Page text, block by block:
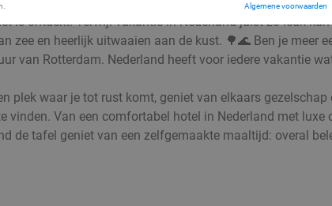
Algemene voorwaarden
is ontdekt. Terwijl vakantie in Nederland juist zo leuk
en heerlijk uitwaaien aan de kust. 🌳🌊 Ben je meer
van Rotterdam. Nederland heeft voor iedere vakantie
plek waar je tot rust komt, geniet van elkaars
vinden. Van een comfortabel hotel in Nederland met
de tafel geniet van een zelfgemaakte maaltijd: overal